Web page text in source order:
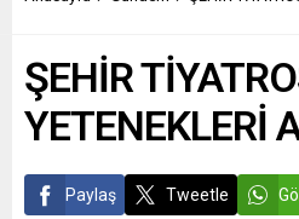
ŞEHİR
YETENEKLERİ
Paylaş Tweetle